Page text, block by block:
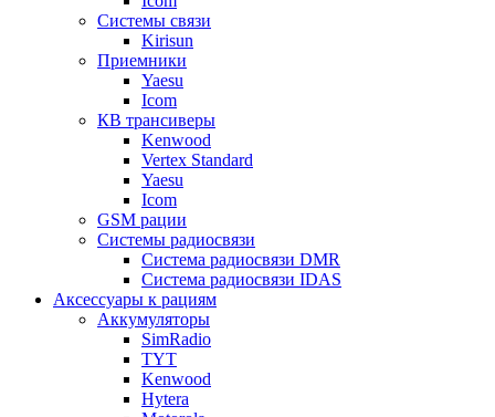
Системы связи
Kirisun
Приемники
Yaesu
Icom
КВ трансиверы
Kenwood
Vertex Standard
Yaesu
Icom
GSM рации
Системы радиосвязи
Система радиосвязи DMR
Система радиосвязи IDAS
Аксессуары к рациям
Аккумуляторы
SimRadio
TYT
Kenwood
Hytera